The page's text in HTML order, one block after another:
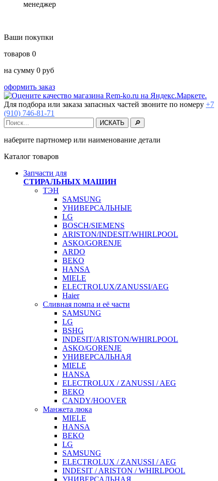
менеджер
Ваши покупки
товаров 0
на сумму 0 руб
оформить заказ
Для подбора или заказа запасных частей звоните по номеру +7
(910) 746-81-71
наберите партномер или наименование детали
Каталог товаров
Запчасти для
СТИРАЛЬНЫХ МАШИН
ТЭН
SAMSUNG
УНИВЕРСАЛЬНЫЕ
LG
BOSCH/SIEMENS
ARISTON/INDESIT/WHIRLPOOL
ASKO/GORENJE
ARDO
BEKO
HANSA
MIELE
ELECTROLUX/ZANUSSI/AEG
Haier
Сливная помпа и её части
SAMSUNG
LG
BSHG
INDESIT/ARISTON/WHIRLPOOL
ASKO/GORENJE
УНИВЕРСАЛЬНАЯ
MIELE
HANSA
ELECTROLUX / ZANUSSI / AEG
BEKO
CANDY/HOOVER
Манжета люка
MIELE
HANSA
BEKO
LG
SAMSUNG
ELECTROLUX / ZANUSSI / AEG
INDESIT / ARISTON / WHIRLPOOL
УНИВЕРСАЛЬНАЯ